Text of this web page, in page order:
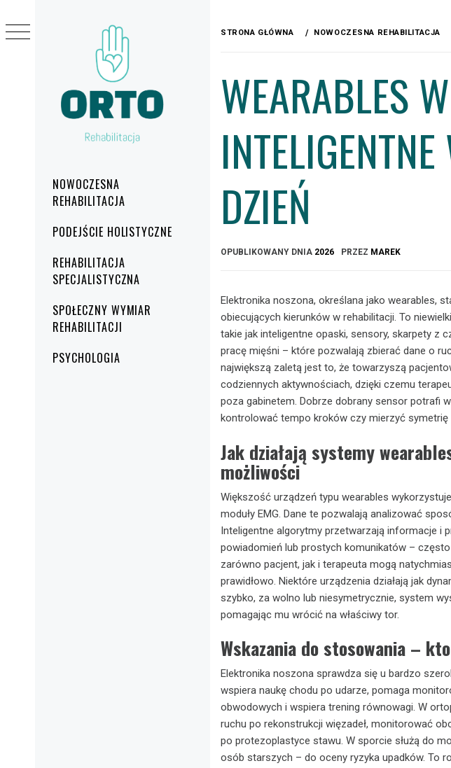
ORTO
główneNOWOCZESNA
REHABILITACJA
PODEJŚCIE HOLISTYCZNE
REHABILITACJA
SPECJALISTYCZNA
SPOŁECZNY WYMIAR
REHABILITACJI
PSYCHOLOGIA
do
treści
STRONA GŁÓWNA NOWOCZESNA REHABILITACJA
WEARABLES
DZIEŃ
OPUBLIKOWANY DNIA 2026 PRZEZ MAREK
Elektronika noszona, określana jako wearables,
obiecujących kierunków w rehabilitacji. To
takie jak inteligentne opaski, sensory, skarpety z
pracę mięśni – które pozwalają zbierać dane o
największą zaletą jest to, że towarzyszą
codziennych aktywnościach, dzięki czemu
poza gabinetem. Dobrze dobrany sensor potrafi
kontrolować tempo kroków czy mierzyć symetrię
Jak działają systemy
możliwości
Większość urządzeń typu wearables
moduły EMG. Dane te pozwalają analizować
Inteligentne algorytmy przetwarzają informacje i
powiadomień lub prostych komunikatów –
zarówno pacjent, jak i terapeuta mogą
prawidłowo. Niektóre urządzenia działają jak
szybko, za wolno lub niesymetrycznie, system
pomagając mu wrócić na właściwy tor.
Wskazania do stosowania –
Elektronika noszona sprawdza się u bardzo
wspiera naukę chodu po udarze, pomaga
obwodowych i wspiera trening równowagi. W
ruchu po rekonstrukcji więzadeł, monitorować
po protezoplastyce stawu. W sporcie służą do
osób starszych – do oceny ryzyka upadków. To